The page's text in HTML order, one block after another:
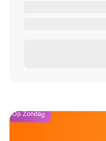
Op Zondag